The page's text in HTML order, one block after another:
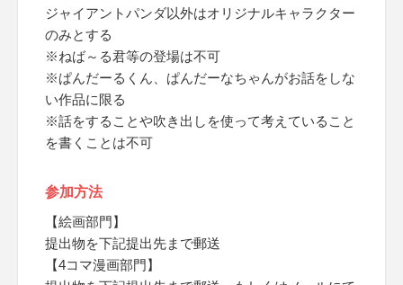
ジャイアントパンダ以外はオリジナルキャラクター
のみとする
※ねば～る君等の登場は不可
※ぱんだーるくん、ぱんだーなちゃんがお話をしな
い作品に限る
※話をすることや吹き出しを使って考えていること
を書くことは不可
参加方法
【絵画部門】
提出物を下記提出先まで郵送
【4コマ漫画部門】